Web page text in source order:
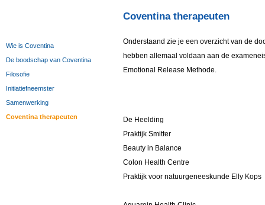
Coventina therapeuten
Onderstaand zie je een overzicht van de
hebben allemaal voldaan aan de
Emotional Release Methode.
De Heelding
Praktijk Smitter
Beauty in Balance
Colon Health Centre
Praktijk voor natuurgeneeskunde Elly Kops
Wie is Coventina
De boodschap van Coventina
Filosofie
Initiatiefneemster
Samenwerking
Coventina therapeuten